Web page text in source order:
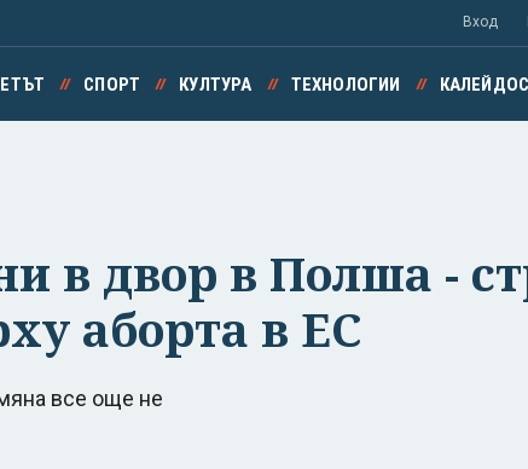
Вход
СПОРТ КУЛТУРА ТЕХНОЛОГИИ
в двор в Полша -
аборта в ЕС
все още не